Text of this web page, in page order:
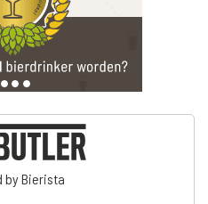
by Bierista